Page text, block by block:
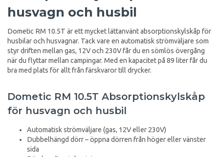
husvagn och husbil
Dometic RM 10.5T är ett mycket lättanvänt absorptionskylskåp för
husbilar och husvagnar. Tack vare en automatisk strömväljare som
styr driften mellan gas, 12V och 230V får du en sömlös övergång
när du flyttar mellan campingar. Med en kapacitet på 89 liter får du
bra med plats för allt från färskvaror till drycker.
Dometic RM 10.5T Absorptionskylskåp
för husvagn och husbil
Automatisk strömväljare (gas, 12V eller 230V)
Dubbelhängd dörr – öppna dörren från höger eller vänster
sida